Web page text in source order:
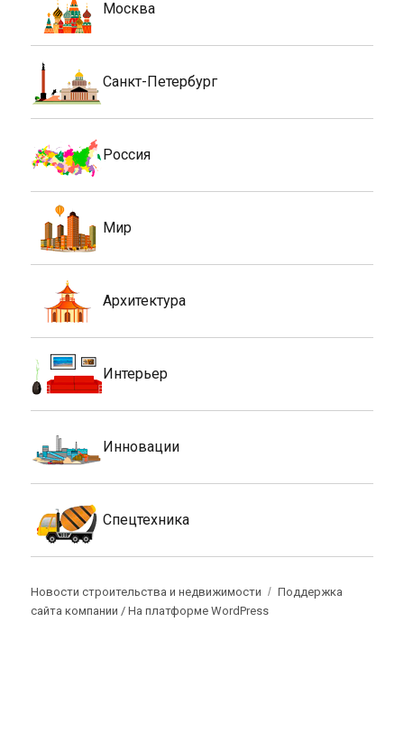
Москва
Санкт-Петербург
Россия
Мир
Архитектура
Интерьер
Инновации
Спецтехника
Новости строительства и недвижимости
Поддержка
сайта компании /На платформе WordPress